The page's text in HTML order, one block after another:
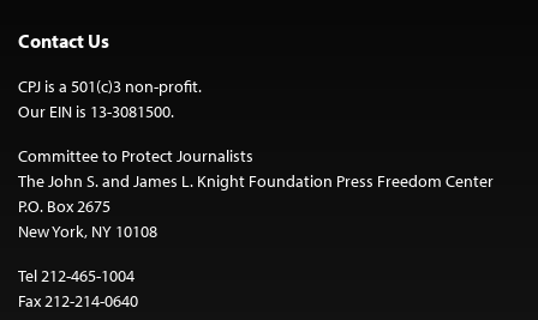
Contact Us
CPJ is a 501(c)3 non-profit.
Our EIN is 13-3081500.
Committee to Protect Journalists
The John S. and James L. Knight Foundation Press Freedom Center
P.O. Box 2675
New York, NY 10108
Tel 212-465-1004
Fax 212-214-0640